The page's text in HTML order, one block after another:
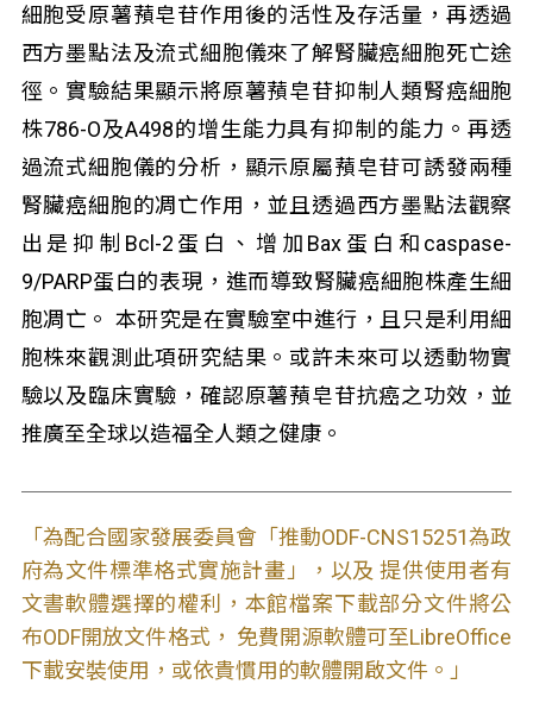
細胞受原薯蕷皂苷作用後的活性及存活量，再透過
西方墨點法及流式細胞儀來了解腎臟癌細胞死亡途
徑。實驗結果顯示將原薯蕷皂苷抑制人類腎癌細胞
株786-O及A498的增生能力具有抑制的能力。再透
過流式細胞儀的分析，顯示原屬蕷皂苷可誘發兩種
腎臟癌細胞的凋亡作用，並且透過西方墨點法觀察
出是抑制Bcl-2蛋白、增加Bax蛋白和caspase-
9/PARP蛋白的表現，進而導致腎臟癌細胞株產生細
胞凋亡。 本研究是在實驗室中進行，且只是利用細
胞株來觀測此項研究結果。或許未來可以透動物實
驗以及臨床實驗，確認原薯蕷皂苷抗癌之功效，並
推廣至全球以造福全人類之健康。
「為配合國家發展委員會「推動ODF-CNS15251為政
府為文件標準格式實施計畫」，以及 提供使用者有
文書軟體選擇的權利，本館檔案下載部分文件將公
布ODF開放文件格式， 免費開源軟體可至LibreOffice
下載安裝使用，或依貴慣用的軟體開啟文件。」